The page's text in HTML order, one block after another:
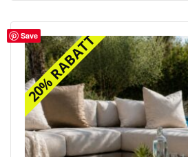
Save
20% RABATT
20% RABATT